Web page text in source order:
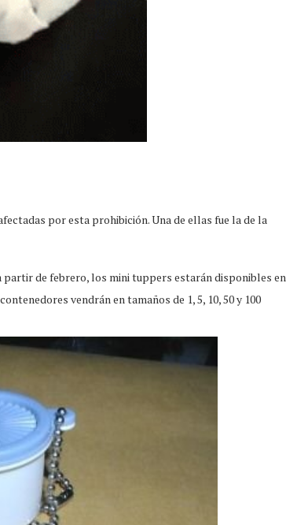
por esta prohibición. Una de ellas fue la de la
partir de febrero, los mini tuppers estarán disponibles en
vendrán en tamaños de 1, 5, 10, 50 y 100